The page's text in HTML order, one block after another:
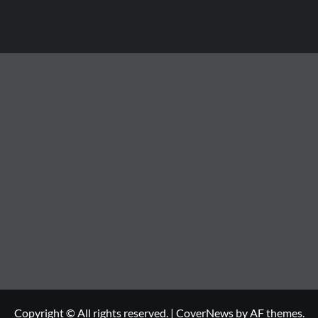
Copyright © All rights reserved. | CoverNewsby AF themes.